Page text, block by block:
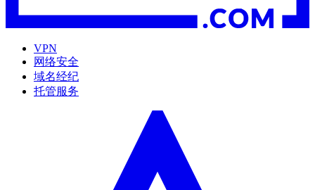
VPN
网络安全
域名经纪
托管服务